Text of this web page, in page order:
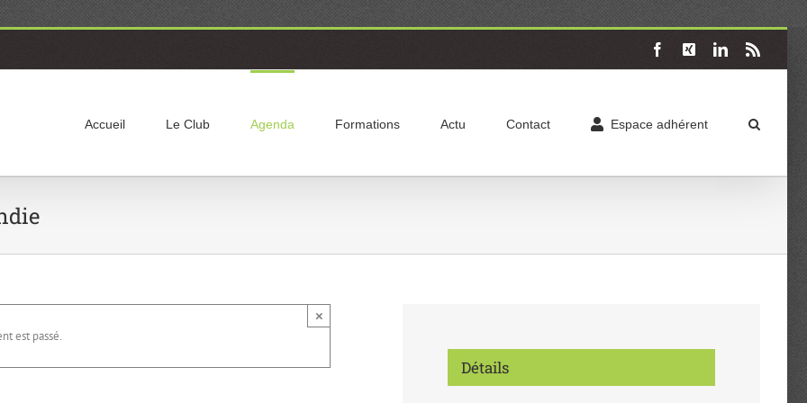
Facebook
X LinkedIn
Accueil Le Club Agenda Formations Actu Contact Espace adhérent
est passé.
×
Détails